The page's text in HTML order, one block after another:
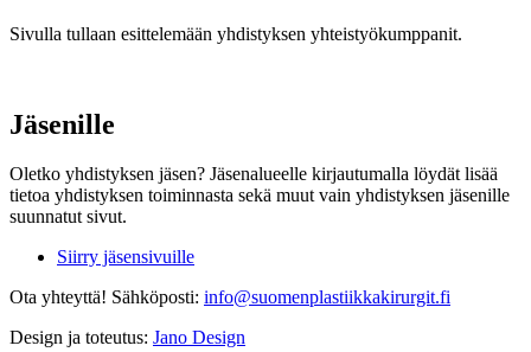
Sivulla tullaan esittelemään yhdistyksen yhteistyökumppanit.
Jäsenille
Oletko yhdistyksen jäsen? Jäsenalueelle kirjautumalla löydät lisää
tietoa yhdistyksen toiminnasta sekä muut vain yhdistyksen jäsenille
suunnatut sivut.
Siirry jäsensivuille
Ota yhteyttä! Sähköposti: info@suomenplastiikkakirurgit.fi
Design ja toteutus: Jano Design